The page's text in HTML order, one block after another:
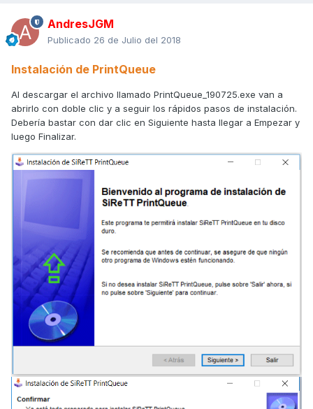
AndresJGM
Publicado 26 de Julio del 2018
Instalación de PrintQueue
Al descargar el archivo llamado PrintQueue_190725.exe van a
abrirlo con doble clic y a seguir los rápidos pasos de instalación.
Debería bastar con dar clic en Siguiente hasta llegar a Empezar y
luego Finalizar.